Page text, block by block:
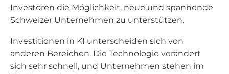
Investoren die Möglichkeit, neue und spannende
Schweizer Unternehmen zu unterstützen.
Investitionen in KI unterscheiden sich von
anderen Bereichen. Die Technologie verändert
sich sehr schnell, und Unternehmen stehen im